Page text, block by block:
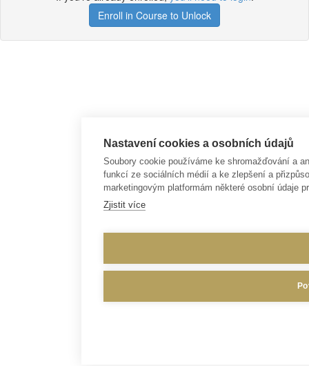
Enroll in Course to Unlock
Nastavení cookies a osobních údajů
Soubory cookie používáme ke shromažďování a
funkcí ze sociálních médií a ke zlepšení a
marketingovým platformám některé osobní údaje
Zjistit více